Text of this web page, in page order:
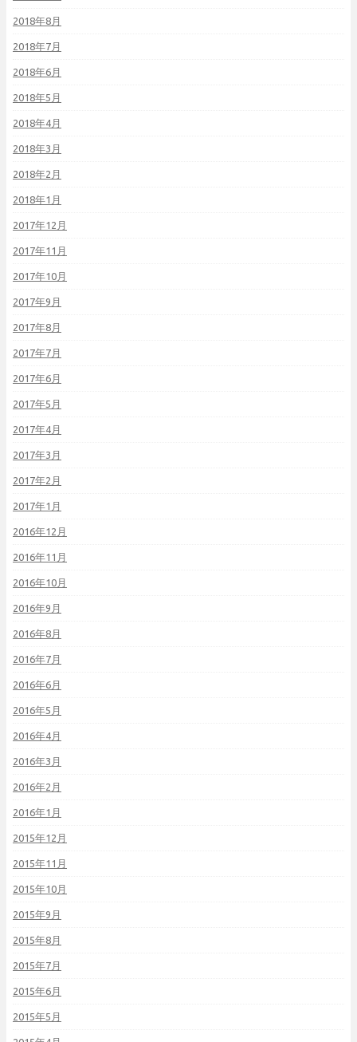
2018年8月
2018年7月
2018年6月
2018年5月
2018年4月
2018年3月
2018年2月
2018年1月
2017年12月
2017年11月
2017年10月
2017年9月
2017年8月
2017年7月
2017年6月
2017年5月
2017年4月
2017年3月
2017年2月
2017年1月
2016年12月
2016年11月
2016年10月
2016年9月
2016年8月
2016年7月
2016年6月
2016年5月
2016年4月
2016年3月
2016年2月
2016年1月
2015年12月
2015年11月
2015年10月
2015年9月
2015年8月
2015年7月
2015年6月
2015年5月